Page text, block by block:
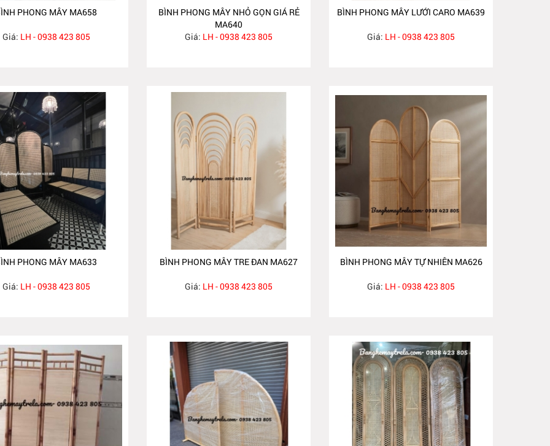
PHONG MÂY MA658
Giá: LH - 0938 423 805
BÌNH PHONG MÂY NHỎ GỌN GIÁ RẺ
MA640
Giá: LH - 0938 423 805
BÌNH PHONG MÂY LƯỚI CARO MA639
Giá: LH - 0938 423 805
PHONG MÂY MA633
Giá: LH - 0938 423 805
BÌNH PHONG MÂY TRE ĐAN MA627
Giá: LH - 0938 423 805
BÌNH PHONG MÂY TỰ NHIÊN MA626
Giá: LH - 0938 423 805